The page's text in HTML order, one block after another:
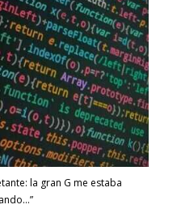
la gran G me estaba